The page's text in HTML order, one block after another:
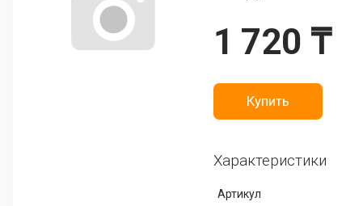
1 720 ₸
Купить
Характеристики
Артикул